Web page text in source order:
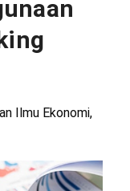
Ilmu Ekonomi,